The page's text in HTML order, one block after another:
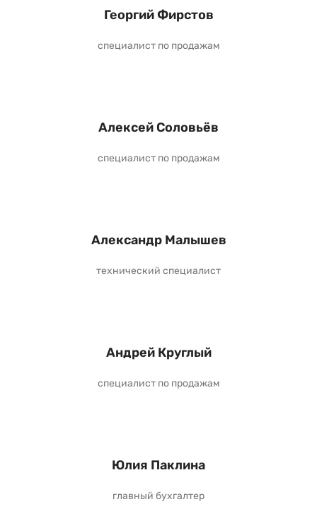
Георгий Фирстов
специалист по продажам
Алексей Соловьёв
специалист по продажам
Александр Малышев
технический специалист
Андрей Круглый
специалист по продажам
Юлия Паклина
главный бухгалтер